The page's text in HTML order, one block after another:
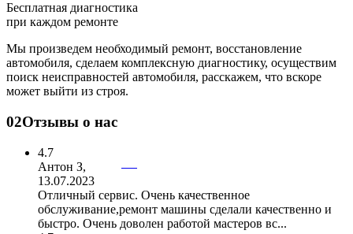
Бесплатная диагностика
при каждом ремонте
Мы произведем необходимый ремонт, восстановление
автомобиля, сделаем комплексную диагностику, осуществим
поиск неисправностей автомобиля, расскажем, что вскоре
может выйти из строя.
02Отзывы о нас
4.7
Антон З,
13.07.2023
Отличный сервис. Очень качественное
обслуживание,ремонт машины сделали качественно и
быстро. Очень доволен работой мастеров вс...